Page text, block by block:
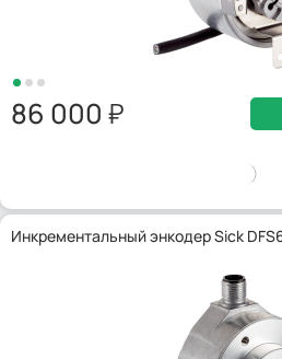
86 000
Инкрементальный энкодер Sick